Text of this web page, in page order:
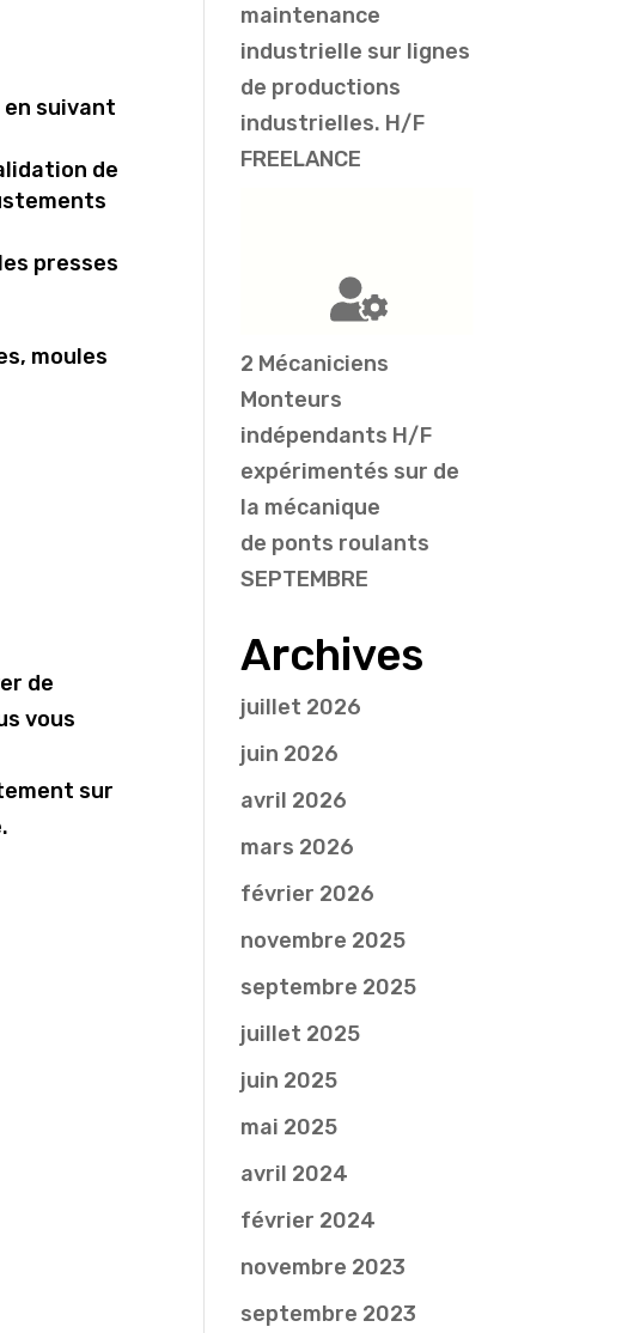
suivant
de
presses
moules
de
vous
sur
maintenance
industrielle sur lignes
de productions
industrielles. H/F
FREELANCE
2 Mécaniciens
Monteurs
indépendants H/F
expérimentés sur de
la mécanique
de ponts roulants
SEPTEMBRE
Archives
juillet 2026
juin 2026
avril 2026
mars 2026
février 2026
novembre 2025
septembre 2025
juillet 2025
juin 2025
mai 2025
avril 2024
février 2024
novembre 2023
septembre 2023